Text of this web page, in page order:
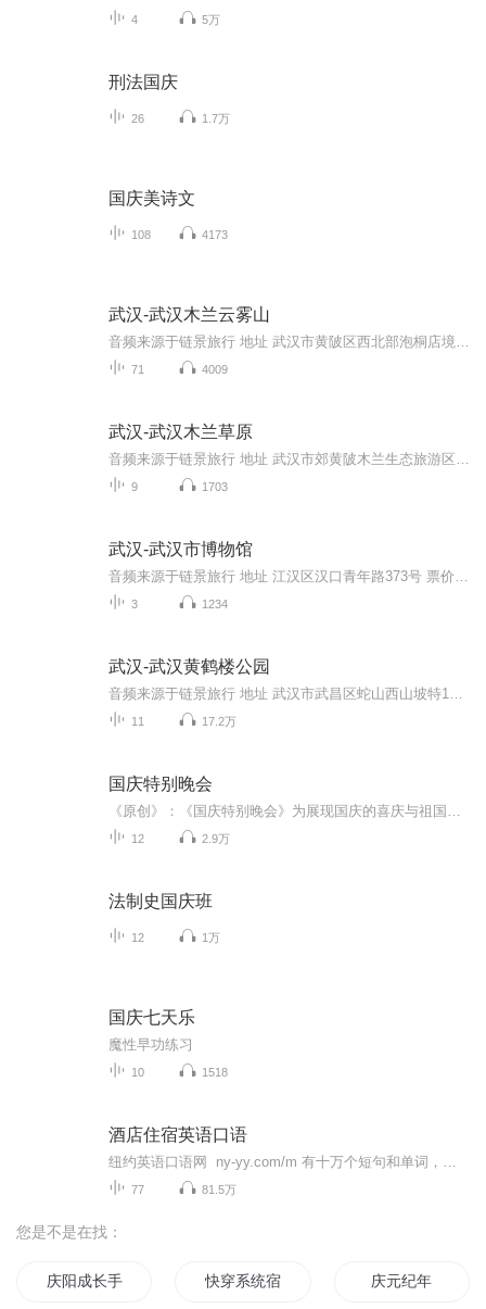
4 5万
刑法国庆
26 1.7万
国庆美诗文
108 4173
武汉-武汉木兰云雾山
71 4009
武汉-武汉木兰草原
9 1703
武汉-武汉市博物馆
3 1234
武汉-武汉黄鹤楼公园
11 17.2万
国庆特别晚会
12 2.9万
法制史国庆班
12 1万
国庆七天乐
魔性早功练习
10 1518
酒店住宿英语口语
77 81.5万
您是不是在找：
庆阳成长手札 快穿系统宿主请住手 庆元纪年